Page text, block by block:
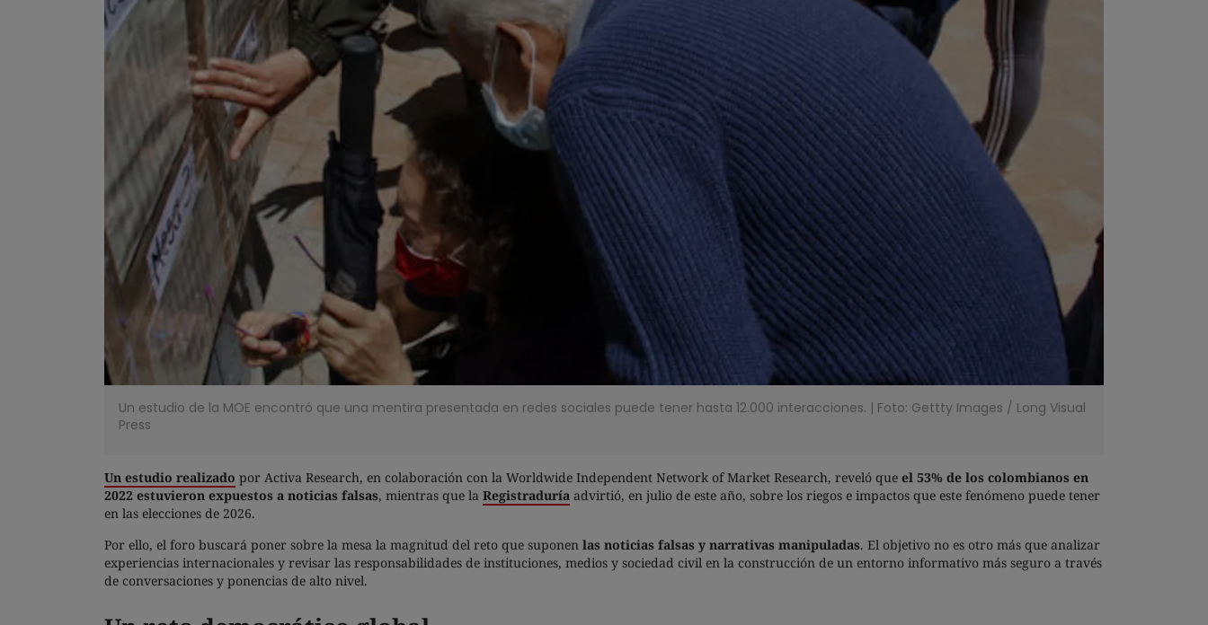
Un estudio de la MOE encontró que una mentira presentada en redes sociales puede tener hasta 12.000 interacciones. | Foto: Gettty Images / Long Visual
Press
Un estudio realizado por Activa Research, en colaboración con la Worldwide Independent Network of Market Research, reveló que el 53% de los colombianos en
2022 estuvieron expuestos a noticias falsas, mientras que la Registraduría advirtió, en julio de este año, sobre los riegos e impactos que este fenómeno puede tener
en las elecciones de 2026.
Por ello, el foro buscará poner sobre la mesa la magnitud del reto que suponen las noticias falsas y narrativas manipuladas. El objetivo no es otro más que analizar
experiencias internacionales y revisar las responsabilidades de instituciones, medios y sociedad civil en la construcción de un entorno informativo más seguro a través
de conversaciones y ponencias de alto nivel.